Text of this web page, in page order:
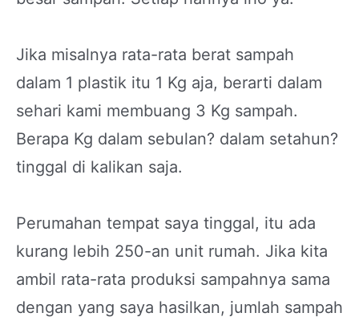
Jika misalnya rata-rata berat sampah
dalam 1 plastik itu 1 Kg aja, berarti dalam
sehari kami membuang 3 Kg sampah.
Berapa Kg dalam sebulan? dalam setahun?
tinggal di kalikan saja.
Perumahan tempat saya tinggal, itu ada
kurang lebih 250-an unit rumah. Jika kita
ambil rata-rata produksi sampahnya sama
dengan yang saya hasilkan, jumlah sampah